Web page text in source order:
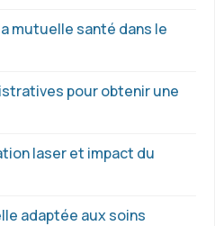
mutuelle santé dans le
pour obtenir une
laser et impact du
adaptée aux soins